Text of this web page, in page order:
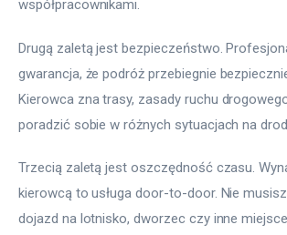
współpracownikami.
Drugą zaletą jest bezpieczeństwo.
gwarancja, że podróż przebiegnie
Kierowca zna trasy, zasady ruchu
poradzić sobie w różnych sytuacjach na
Trzecią zaletą jest oszczędność czasu.
kierowcą to usługa door-to-door. Nie
dojazd na lotnisko, dworzec czy inne